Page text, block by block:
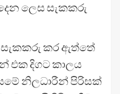
ලෙස සැක­කරු
කර ඇත්තේ
එක දිගට කාලය
නිල­ධා­රීන් පිරි­සක්